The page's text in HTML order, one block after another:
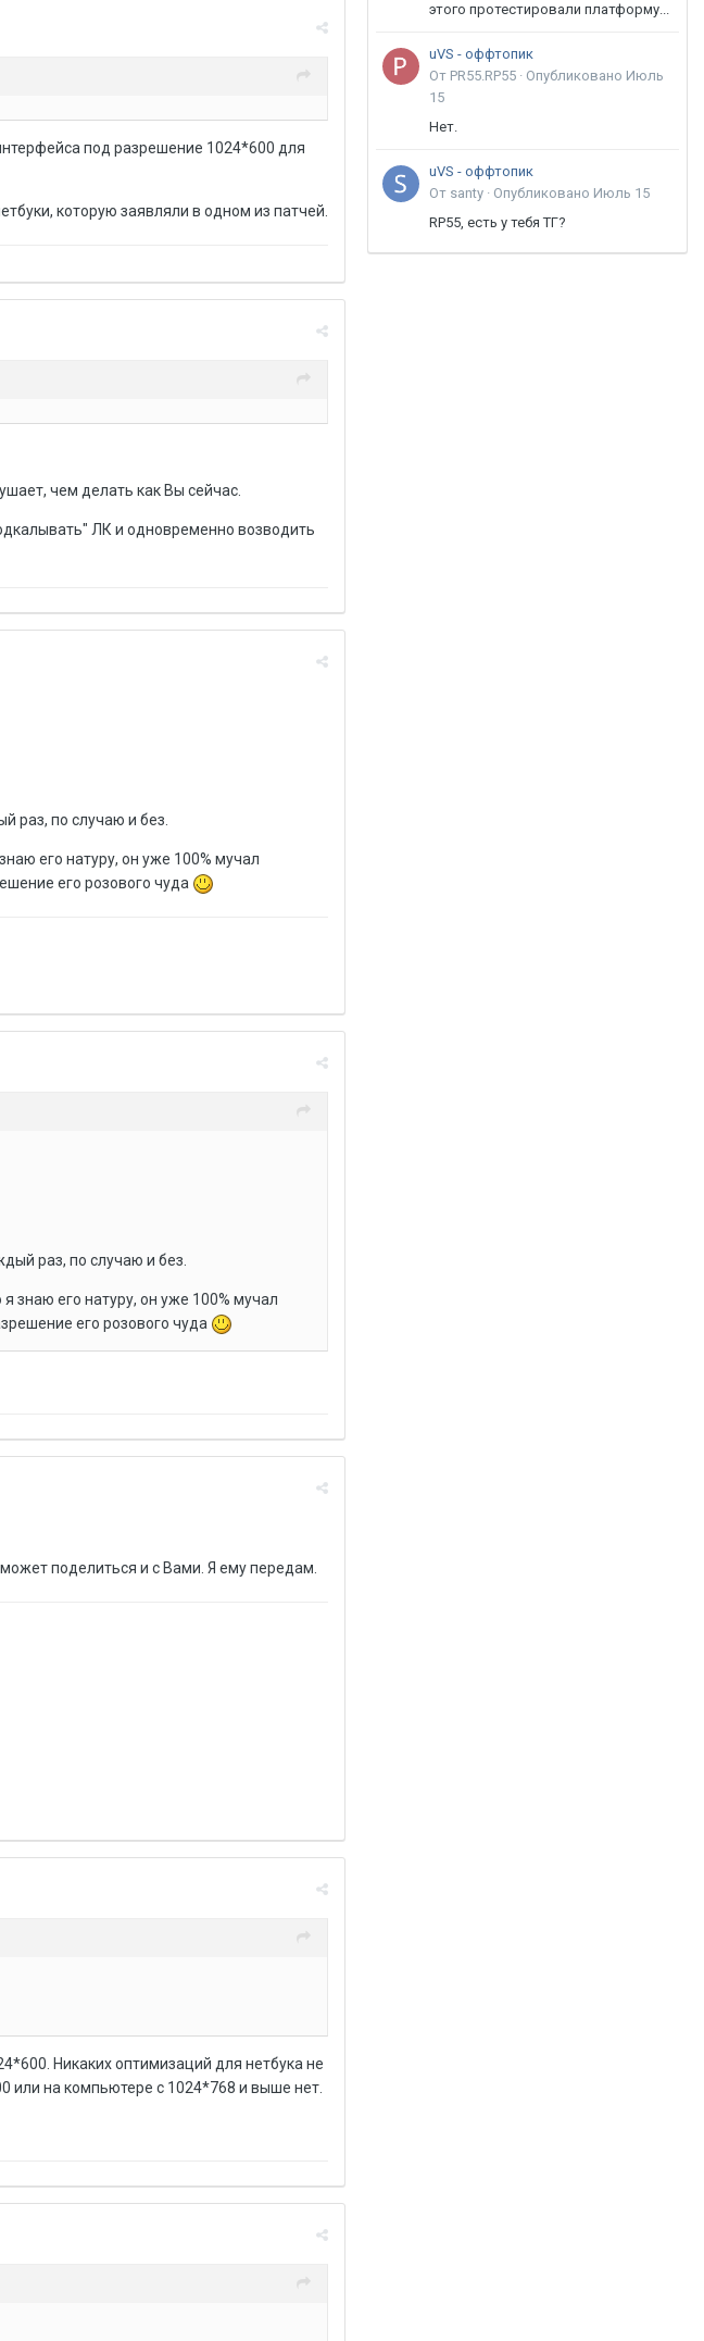
под разрешение 1024*600 для
которую заявляли в одном из патчей.
чем делать как Вы сейчас.
ЛК и одновременно возводить
раз, по случаю и без.
его натуру, он уже 100% мучал
его розового чуда
раз, по случаю и без.
знаю его натуру, он уже 100% мучал
его розового чуда
поделиться и с Вами. Я ему передам.
Никаких оптимизаций для нетбука не
или на компьютере с 1024*768 и выше нет.
этого протестировали платформу...
uVS - оффтопик
От PR55.RP55 · Опубликовано Июль
15
Нет.
uVS - оффтопик
От santy · Опубликовано Июль 15
RP55, есть у тебя ТГ?